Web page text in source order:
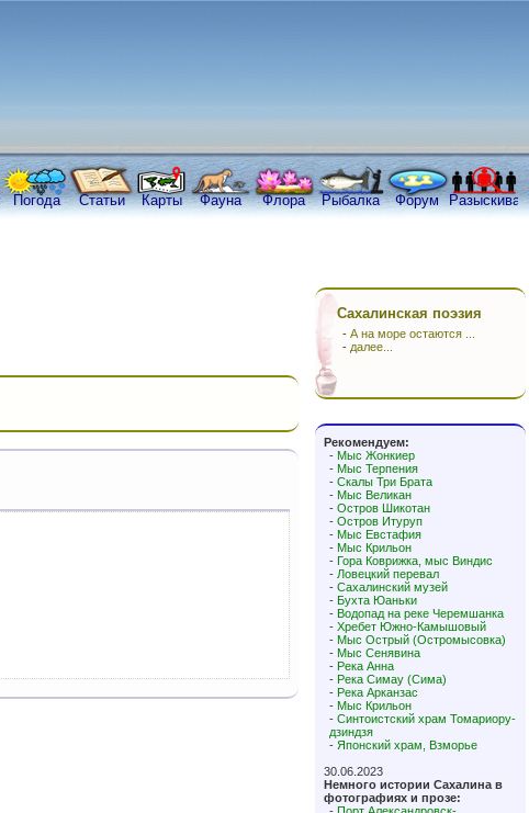
Погода Статьи Карты Фауна Флора Рыбалка Форум
Сахалинская поэзия
- А на море остаются ...
- далее...
Рекомендуем:
- Мыс Жонкиер
- Мыс Терпения
- Скалы Три Брата
- Мыс Великан
- Остров Шикотан
- Остров Итуруп
- Мыс Евстафия
- Мыс Крильон
- Гора Коврижка, мыс Виндис
- Ловецкий перевал
- Сахалинский музей
- Бухта Юаньки
- Водопад на реке Черемшанка
- Хребет Южно-Камышовый
- Мыс Острый (Остромысовка)
- Мыс Сенявина
- Река Анна
- Река Симау (Сима)
- Река Арканзас
- Мыс Крильон
- Синтоистский храм Томариору-
дзиндзя
- Японский храм, Взморье
30.06.2023
Немного истории Сахалина в
фотографиях и прозе: